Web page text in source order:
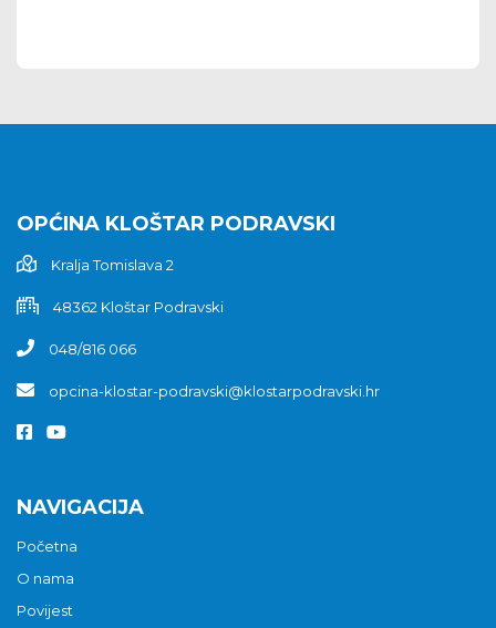
OPĆINA KLOŠTAR PODRAVSKI
Kralja Tomislava 2
48362 Kloštar Podravski
048/816 066
opcina-klostar-podravski@klostarpodravski.hr
NAVIGACIJA
Početna
O nama
Povijest